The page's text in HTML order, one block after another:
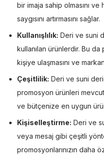
bir imaja sahip olmasını
saygısını artırmasını sağlar.
Kullanışlılık: Deri ve suni
kullanılan ürünlerdir. Bu da
kişiye ulaşmasını ve
Çeşitlilik: Deri ve suni
promosyon ürünleri
ve bütçenize en uygun
Kişiselleştirme: Deri ve
veya mesaj gibi çeşitli
promosyonlarınızın daha